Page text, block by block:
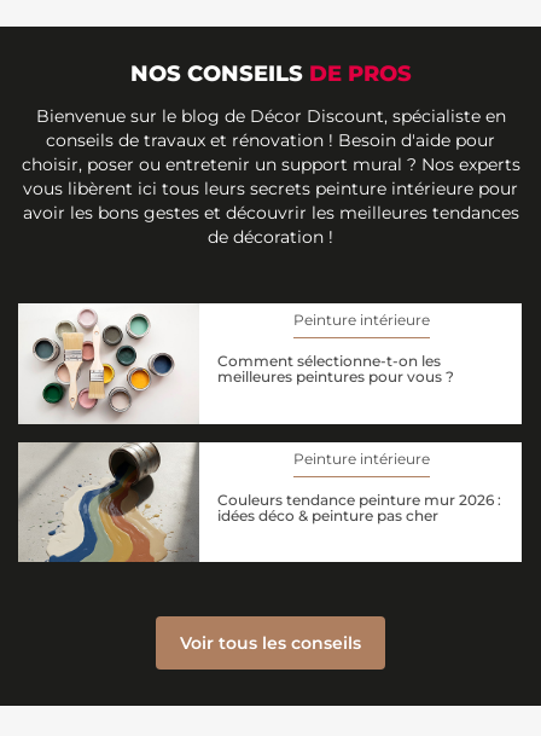
NOS CONSEILS DE PROS
Bienvenue sur le blog de Décor Discount, spécialiste en
conseils de travaux et rénovation ! Besoin d'aide pour
choisir, poser ou entretenir un support mural ? Nos experts
vous libèrent ici tous leurs secrets peinture intérieure pour
avoir les bons gestes et découvrir les meilleures tendances
de décoration !
Peinture intérieure
Comment sélectionne-t-on les
meilleures peintures pour vous ?
Peinture intérieure
Couleurs tendance peinture mur 2026 :
idées déco & peinture pas cher
Voir tous les conseils